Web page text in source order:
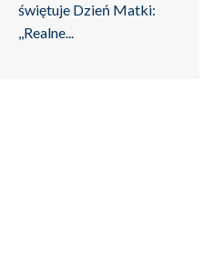
świętuje Dzień Matki:
,,Realne...